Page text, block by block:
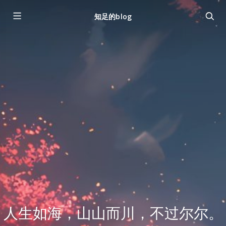
知足的blog
人生如海，山山而川，不过尔尔。